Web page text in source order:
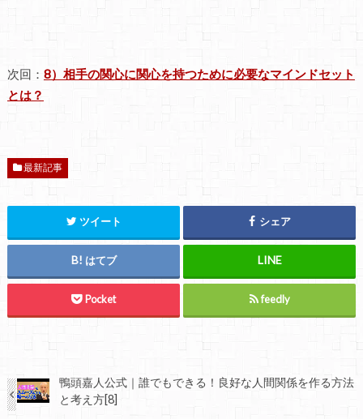
次回： 8）相手の関心に関心を持つために必要なマインドセット
とは？
最新記事
ツイート シェア
はてブ
Pocket feedly
鴨頭嘉人公式｜誰でもできる！良好な人間関係を作る方法
と考え方[8]